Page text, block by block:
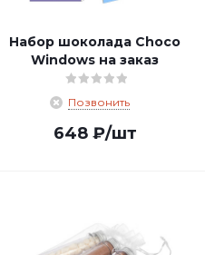
Набор шоколада Choco
Windows на заказ
Позвонить
648₽/шт